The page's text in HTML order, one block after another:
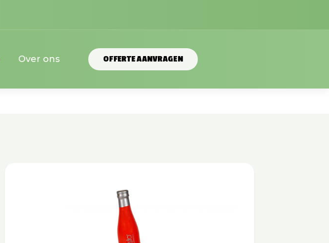
Over ons OFFERTE AANVRAGEN